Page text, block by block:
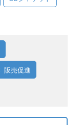
販売促進